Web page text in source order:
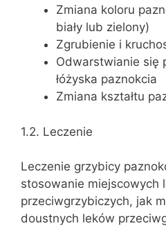
Zmiana koloru
biały lub zielony)
Zgrubienie i
Odwarstwianie się
łóżyska paznokcia
Zmiana kształtu
1.2. Leczenie
Leczenie grzybicy
stosowanie miejscowych
przeciwgrzybiczych, jak
doustnych leków